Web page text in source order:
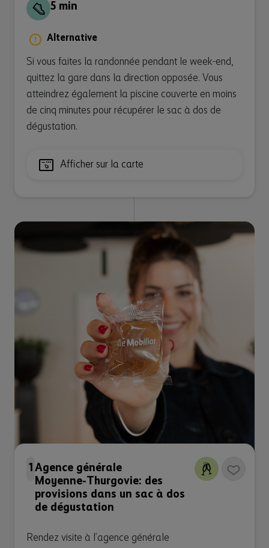
5 min
Alternative
Si vous faites la randonnée pendant le week-end,
quittez la gare dans la direction opposée. Vous
atteindrez également la piscine couverte en moins
de cinq minutes pour récupérer le sac à dos de
dégustation.
Afficher sur la carte
1 Agence générale
Moyenne‑Thurgovie: des
provisions dans un sac à dos
de dégustation
Rendez visite à l’agence générale